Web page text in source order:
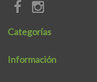
Categorías
Información